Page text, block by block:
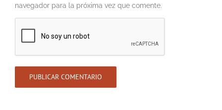
navegador para la próxima vez que comente.